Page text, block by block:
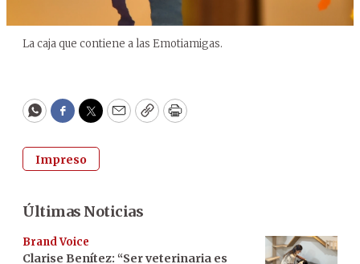
La caja que contiene a las Emotiamigas.
WhatsApp
Facebook
Twitter
EmailCopyPrint
Impreso
Últimas Noticias
Brand Voice
Clarise Benítez: “Ser veterinaria es